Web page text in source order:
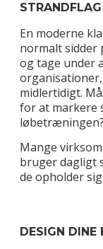
En moderne
normalt sidder
og tage under
midlertidigt.
for at markere
løbetræningen?
Mange
bruger dagligt
de opholder sig.
DESIGN DINE